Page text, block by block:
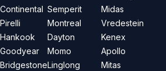
Continental
Pirelli
Hankook
Goodyear
Bridgestone
Semperit
Montreal
Dayton
Momo
Linglong
Midas
Vredestein
Kenex
Apollo
Mitas